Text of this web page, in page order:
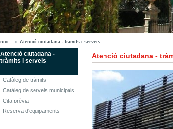
Inici Atenció ciutadana - tràmits i serveis
Atenció ciutadana -
tràmits i serveis
Catàleg de tràmits
Catàleg de serveis municipals
Cita prèvia
Reserva d'equipaments
Atenció ciutadana -